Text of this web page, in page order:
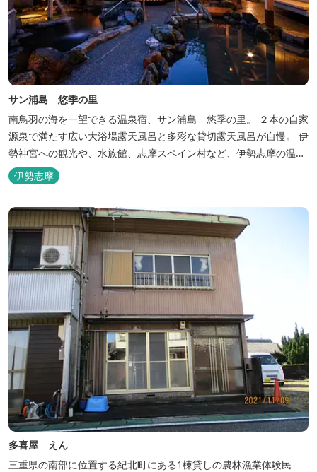
サン浦島 悠季の里
南鳥羽の海を一望できる温泉宿、サン浦島 悠季の里。 ２本の自家
源泉で満たす広い大浴場露天風呂と多彩な貸切露天風呂が自慢。 伊
勢神宮への観光や、水族館、志摩スペイン村など、伊勢志摩の温泉
旅行に お料理は伊勢志摩ならではの味覚が四季折々の旅を彩りま
す。 ～大浴場「まろびね庵」～ 敷地内より湧出する二つの源泉
がす...
伊勢志摩
多喜屋 えん
三重県の南部に位置する紀北町にある1棟貸しの農林漁業体験民